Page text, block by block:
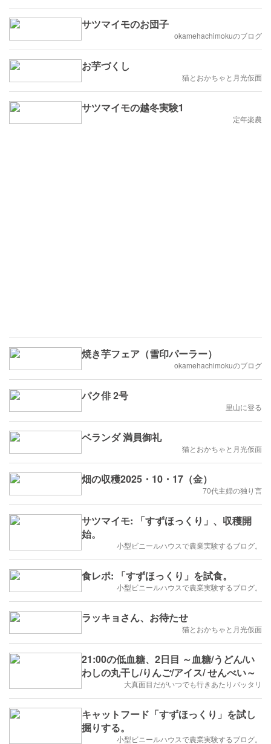
サツマイモのお団子
okamehachimokuのブログ
お芋づくし
猫とおかちゃと月光仮面
サツマイモの越冬実験1
定年楽農
焼き芋フェア（雪印パーラー）
okamehachimokuのブログ
パク俳 2号
里山に登る
ベランダ 満員御礼
猫とおかちゃと月光仮面
畑の収穫2025・10・17（金）
70代主婦の独り言
サツマイモ: 「すずほっくり」、収穫開
始。
小型ビニールハウスで農業実験するブログ。
食レポ: 「すずほっくり」を試食。
小型ビニールハウスで農業実験するブログ。
ラッキョさん、お待たせ
猫とおかちゃと月光仮面
21:00の低血糖、2日目 ～血糖/うどん/い
わしの丸干し/りんご/アイス/ せんべい～
大真面目だがいつでも行きあたりバッタリ
キャットフード「すずほっくり」を試し
掘りする。
小型ビニールハウスで農業実験するブログ。